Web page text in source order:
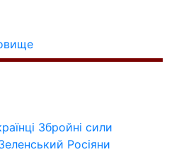
Збройні сили
Росіяни